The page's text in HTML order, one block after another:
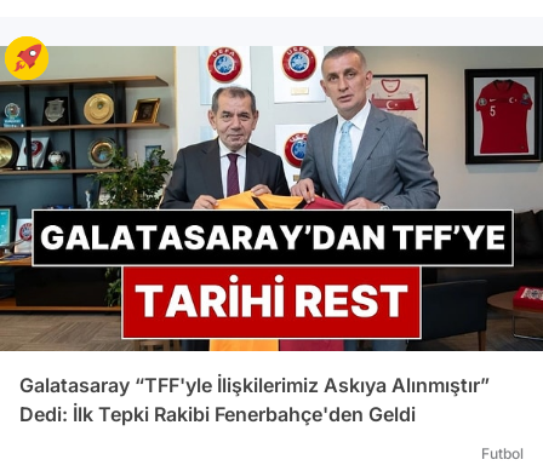
Galatasaray “TFF'yle İlişkilerimiz Askıya Alınmıştır”
Dedi: İlk Tepki Rakibi Fenerbahçe'den Geldi
Futbol